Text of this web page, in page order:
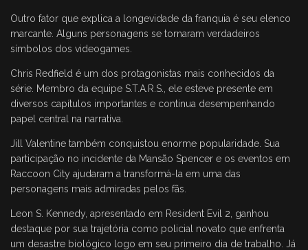
Outro fator que explica a longevidade da franquia é seu elenco
marcante. Alguns personagens se tornaram verdadeiros
símbolos dos videogames.
Chris Redfield é um dos protagonistas mais conhecidos da
série. Membro da equipe S.T.A.R.S., ele esteve presente em
diversos capítulos importantes e continua desempenhando
papel central na narrativa.
Jill Valentine também conquistou enorme popularidade. Sua
participação no incidente da Mansão Spencer e os eventos em
Raccoon City ajudaram a transformá-la em uma das
personagens mais admiradas pelos fãs.
Leon S. Kennedy, apresentado em Resident Evil 2, ganhou
destaque por sua trajetória como policial novato que enfrenta
um desastre biológico logo em seu primeiro dia de trabalho. Já